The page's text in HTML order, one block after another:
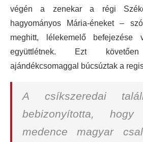
végén a zenekar a régi
hagyományos Mária-éneket –
meghitt, lélekemelő befejezése
együttlétnek. Ezt
ajándékcsomaggal búcsúztak a
A csíkszeredai
bebizonyította,
medence magyar